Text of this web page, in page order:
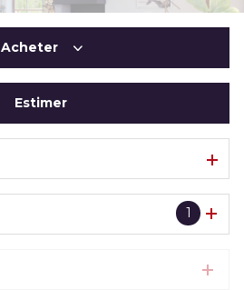
Acheter
Estimer
1